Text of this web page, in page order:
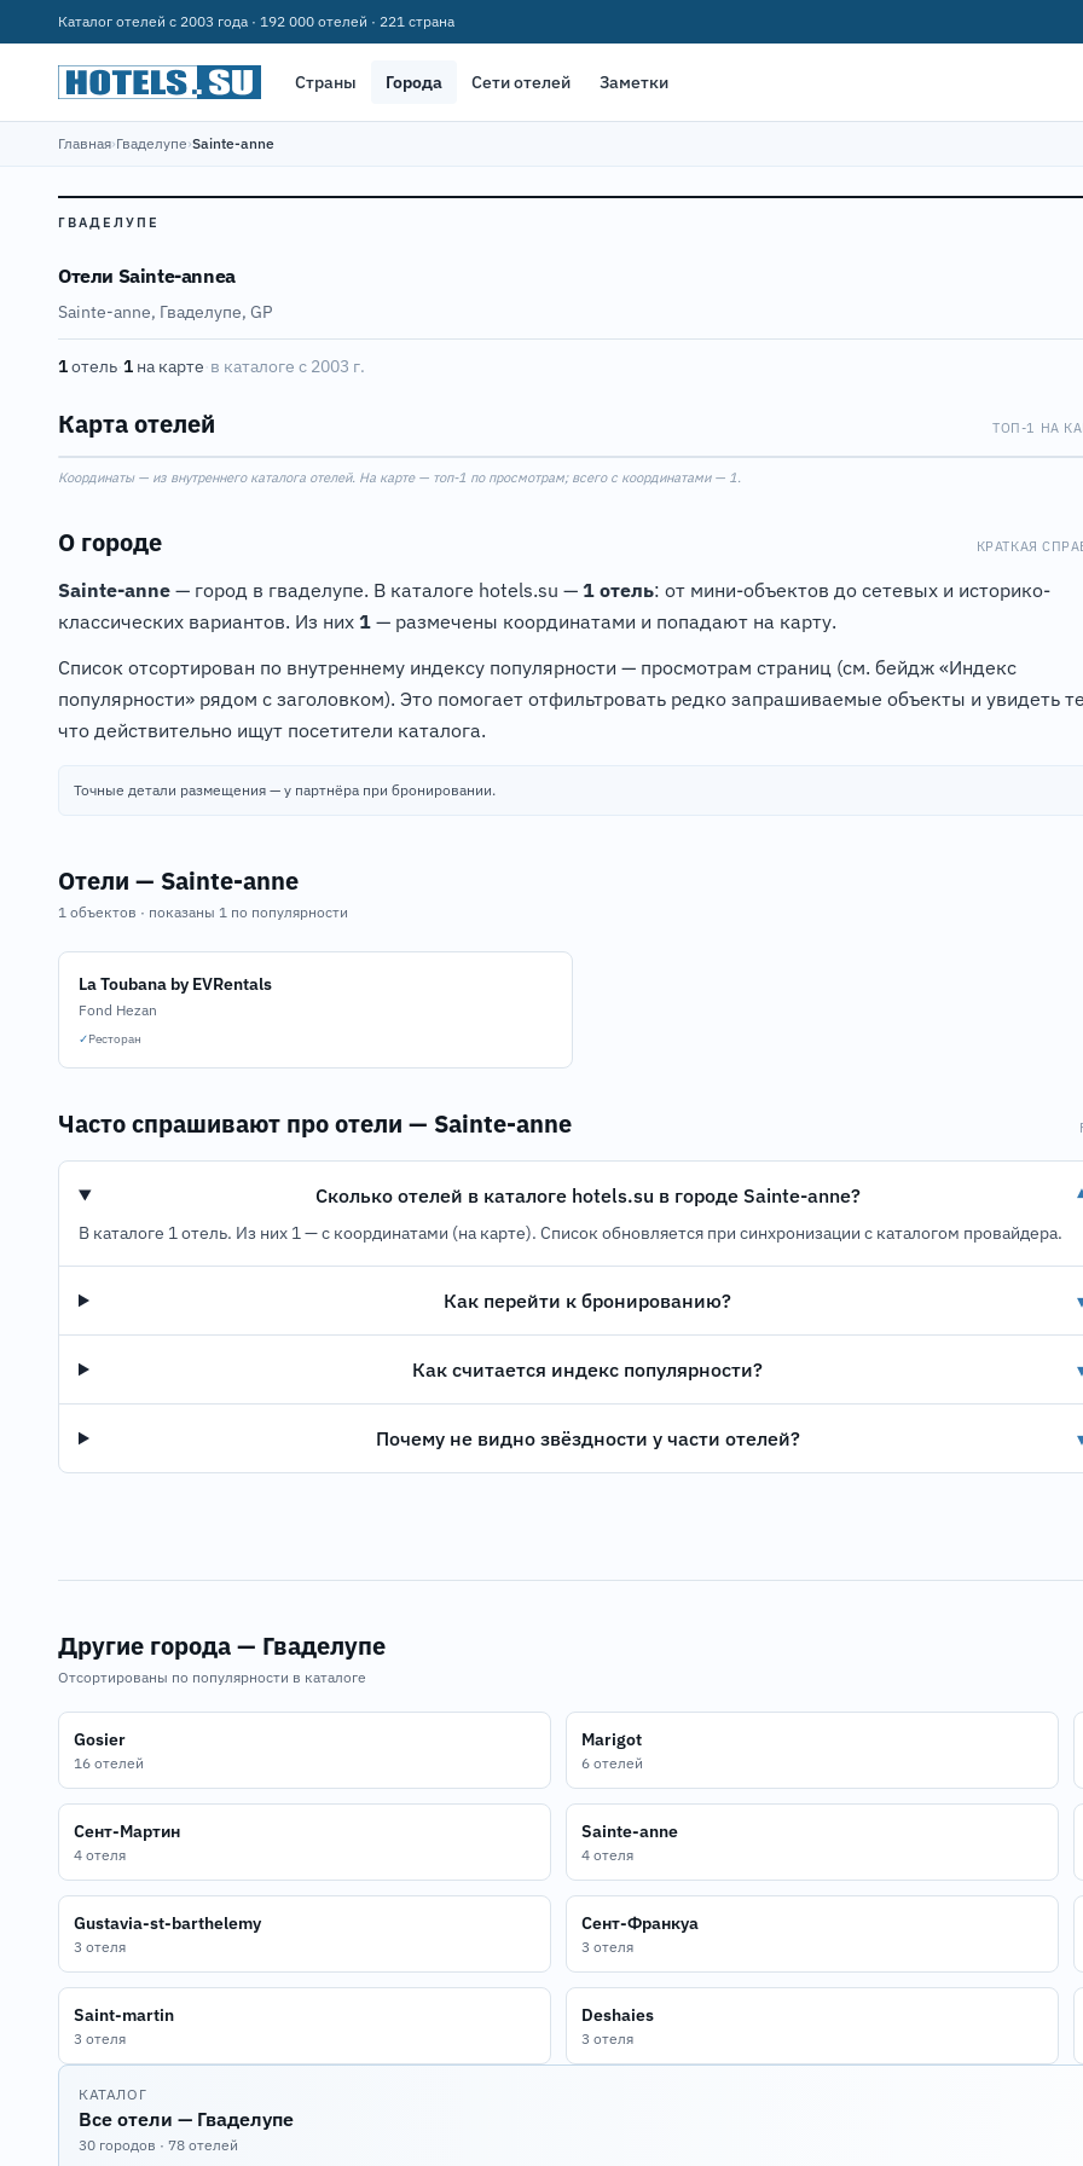
Каталог отелей с 2003 года · 192 000 отелей · 221 страна
Страны Города Сети отелей Заметки
Главная›Гваделупе›Sainte-anne
ГВАДЕЛУПЕ
Отели Sainte-anneа
Sainte-anne, Гваделупе, GP
1отель·1 на карте·в каталоге с 2003 г.
Карта отелей ТОП-1 НА
1
+
Координаты — из внутреннего каталога отелей. На карте — топ-1 по просмотрам; всего с координатами — 1.
О городе КРАТКАЯ
Sainte-anne — город в гваделупе. В каталоге hotels.su — 1 отель: от мини-объектов до сетевых и историко-
классических вариантов. Из них 1 — размечены координатами и попадают на карту.
Список отсортирован по внутреннему индексу популярности — просмотрам страниц (см. бейдж «Индекс
популярности» рядом с заголовком). Это помогает отфильтровать редко запрашиваемые объекты и увидеть
что действительно ищут посетители каталога.
Точные детали размещения — у партнёра при бронировании.
Отели — Sainte-anne
1 объектов · показаны 1 по популярности
La Toubana by EVRentals
Fond Hezan
✓Ресторан
Часто спрашивают про отели — Sainte-anne
Сколько отелей в каталоге hotels.su в городе Sainte-anne?
В каталоге 1 отель. Из них 1 — с координатами (на карте). Список обновляется при синхронизации с каталогом провайдера.
Как перейти к бронированию?
Как считается индекс популярности?
Почему не видно звёздности у части отелей?
Другие города — Гваделупе
Отсортированы по популярности в каталоге
Gosier
16 отелей
Marigot
6 отелей
Сент-Мартин
4 отеля
Sainte-anne
4 отеля
Gustavia-st-barthelemy
3 отеля
Сент-Франкуа
3 отеля
Saint-martin
3 отеля
Deshaies
3 отеля
КАТАЛОГ
Все отели — Гваделупе
30 городов · 78 отелей